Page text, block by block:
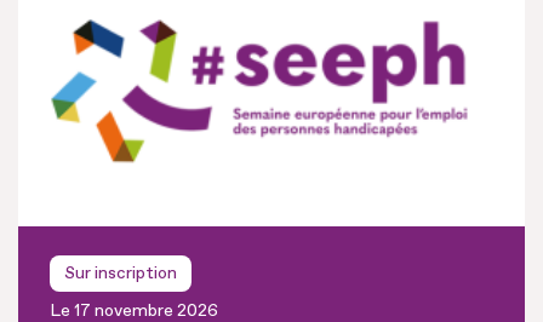
Sur inscription
Le 17 novembre 2026